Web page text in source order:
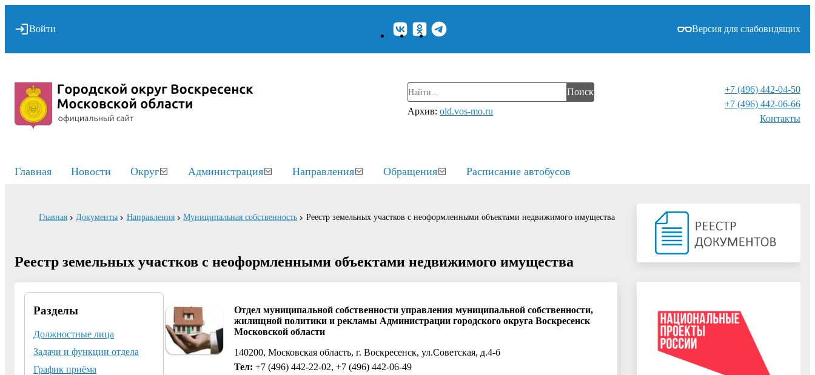
Войти Версия для слабовидящих
Поиск
Архив: old.vos-mo.ru
+7 (496) 442-04-50
+7 (496) 442-06-66
Контакты⁠
Главная Новости Округ Администрация Направления Обращения Расписание автобусов
Главная Документы Направления Муниципальная собственность Реестр земельных участков с неоформленными объектами недвижимого имущества
Реестр земельных участков с неоформленными объектами недвижимого имущества
Разделы
Должностные лица
Задачи и функции отдела
График приёма
Отдел муниципальной собственности управления муниципальной собственности,
жилищной политики и рекламы Администрации городского округа Воскресенск
Московской области
140200, Московская область, г. Воскресенск, ул.Советская, д.4-б
Тел: +7 (496) 442-22-02, +7 (496) 442-06-49